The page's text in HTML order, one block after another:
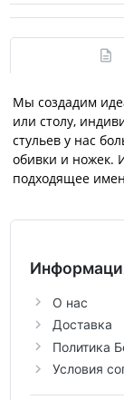
Мы создадим
или столу,
стульев у нас
обивки и ножек.
подходящее
О нас
Доставка
Политика
Условия